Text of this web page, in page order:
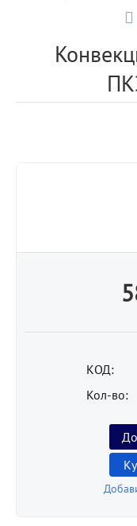
КОД:
Кол-во: